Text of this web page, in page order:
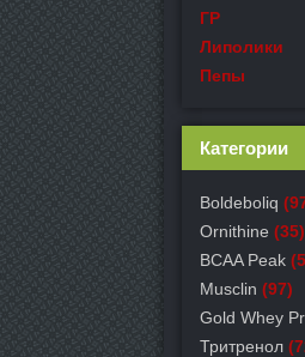
ГР
Липолики
Пепы
Категории
Boldeboliq
Ornithine (35)
BCAA Peak
Musclin (97)
Gold Whey
Тритренол